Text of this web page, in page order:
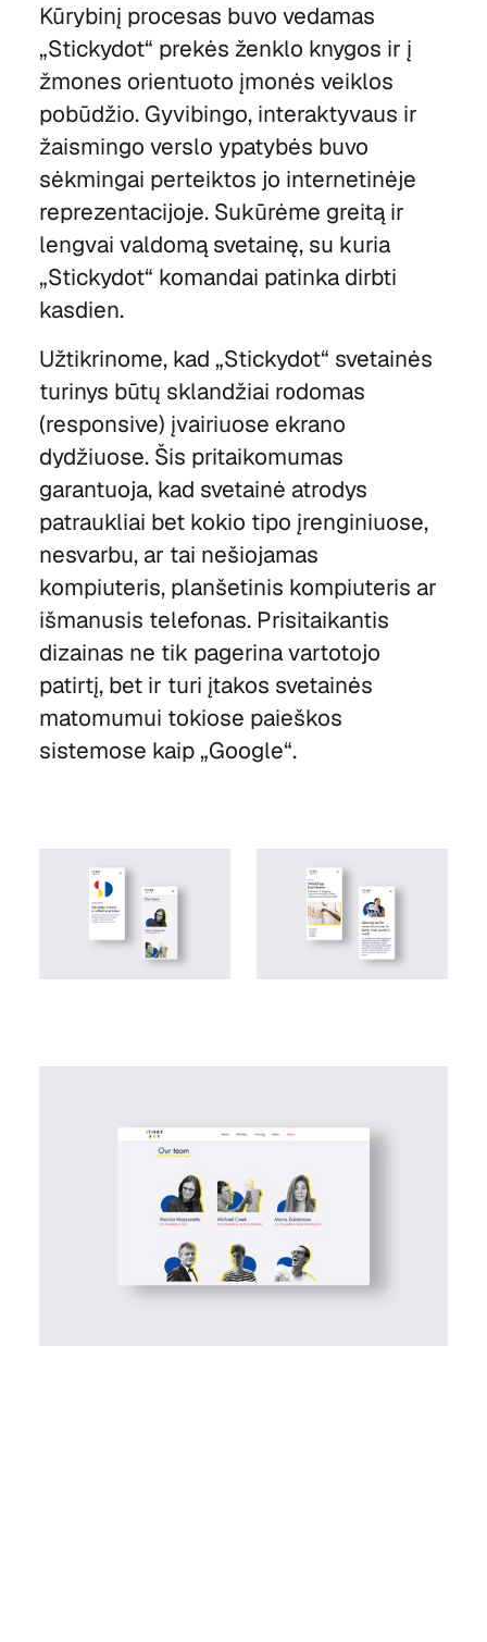
Kūrybinį procesas buvo vedamas
„Stickydot“ prekės ženklo knygos ir į
žmones orientuoto įmonės veiklos
pobūdžio. Gyvibingo, interaktyvaus ir
žaismingo verslo ypatybės buvo
sėkmingai perteiktos jo internetinėje
reprezentacijoje. Sukūrėme greitą ir
lengvai valdomą svetainę, su kuria
„Stickydot“ komandai patinka dirbti
kasdien.
Užtikrinome, kad „Stickydot“ svetainės
turinys būtų sklandžiai rodomas
(responsive) įvairiuose ekrano
dydžiuose. Šis pritaikomumas
garantuoja, kad svetainė atrodys
patraukliai bet kokio tipo įrenginiuose,
nesvarbu, ar tai nešiojamas
kompiuteris, planšetinis kompiuteris ar
išmanusis telefonas. Prisitaikantis
dizainas ne tik pagerina vartotojo
patirtį, bet ir turi įtakos svetainės
matomumui tokiose paieškos
sistemose kaip „Google“.